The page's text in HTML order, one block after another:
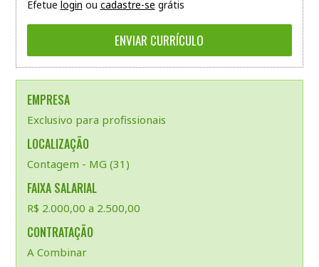
Efetue login ou cadastre-se grátis
EMPRESA
Exclusivo para profissionais
LOCALIZAÇÃO
Contagem - MG (31)
FAIXA SALARIAL
R$ 2.000,00 a 2.500,00
CONTRATAÇÃO
A Combinar